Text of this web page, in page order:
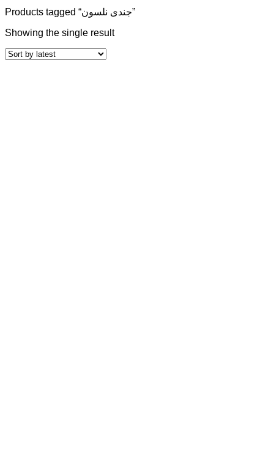
Products tagged “جندی نلسون”
Showing the single result